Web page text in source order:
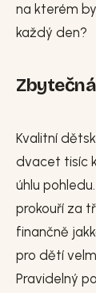
na kterém
každý den?
Kvalitní
dvacet tisíc
úhlu
prokouří za
finančně
pro dětí
Pravidelný